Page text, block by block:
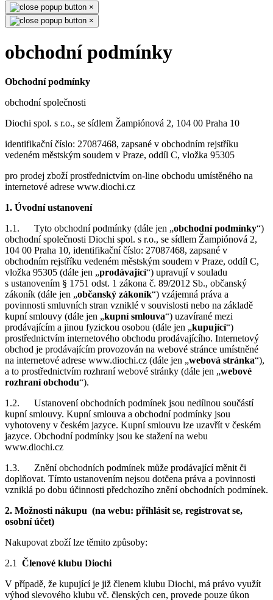
×
×
obchodní podmínky
Obchodní podmínky
obchodní společnosti
Diochi spol. s r.o., se sídlem Žampiónová 2, 104 00 Praha 10
identifikační číslo: 27087468, zapsané v obchodním rejstříku
vedeném městským soudem v Praze, oddíl C, vložka 95305
pro prodej zboží prostřednictvím on-line obchodu umístěného na
internetové adrese www.diochi.cz
1. Úvodní ustanovení
1.1. Tyto obchodní podmínky (dále jen „obchodní podmínky“)
obchodní společnosti Diochi spol. s r.o., se sídlem Žampiónová 2,
104 00 Praha 10, identifikační číslo: 27087468, zapsané v
obchodním rejstříku vedeném městským soudem v Praze, oddíl C,
vložka 95305 (dále jen „prodávající“) upravují v souladu
s ustanovením § 1751 odst. 1 zákona č. 89/2012 Sb., občanský
zákoník (dále jen „občanský zákoník“) vzájemná práva a
povinnosti smluvních stran vzniklé v souvislosti nebo na základě
kupní smlouvy (dále jen „kupní smlouva“) uzavírané mezi
prodávajícím a jinou fyzickou osobou (dále jen „kupující“)
prostřednictvím internetového obchodu prodávajícího. Internetový
obchod je prodávajícím provozován na webové stránce umístněné
na internetové adrese www.diochi.cz (dále jen „webová stránka“),
a to prostřednictvím rozhraní webové stránky (dále jen „webové
rozhraní obchodu“).
1.2. Ustanovení obchodních podmínek jsou nedílnou součástí
kupní smlouvy. Kupní smlouva a obchodní podmínky jsou
vyhotoveny v českém jazyce. Kupní smlouvu lze uzavřít v českém
jazyce. Obchodní podmínky jsou ke stažení na webu
www.diochi.cz
1.3. Znění obchodních podmínek může prodávající měnit či
doplňovat. Tímto ustanovením nejsou dotčena práva a povinnosti
vzniklá po dobu účinnosti předchozího znění obchodních podmínek.
2. Možnosti nákupu (na webu: přihlásit se, registrovat se,
osobní účet)
Nakupovat zboží lze těmito způsoby:
2.1
Členové klubu Diochi
V případě, že kupující je již členem klubu Diochi, má právo využít
výhod slevového klubu vč. členských cen, provede pouze úkon